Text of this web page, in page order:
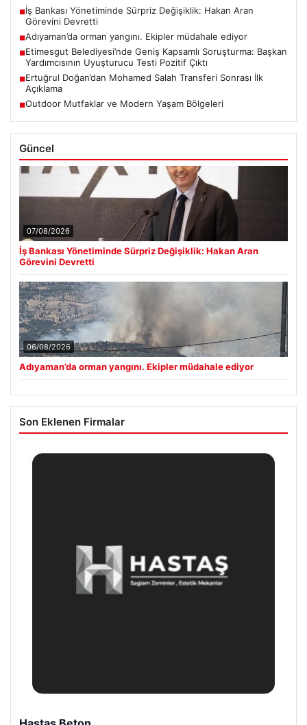
■İş Bankası Yönetiminde Sürpriz Değişiklik: Hakan Aran
Görevini Devretti
■Adıyaman’da orman yangını. Ekipler müdahale ediyor
■Etimesgut Belediyesi’nde Geniş Kapsamlı Soruşturma: Başkan
Yardımcısının Uyuşturucu Testi Pozitif Çıktı
■Ertuğrul Doğan’dan Mohamed Salah Transferi Sonrası İlk
Açıklama
■Outdoor Mutfaklar ve Modern Yaşam Bölgeleri
Güncel
07/08/2026
İş Bankası Yönetiminde Sürpriz Değişiklik: Hakan Aran
Görevini Devretti
06/08/2026
Adıyaman’da orman yangını. Ekipler müdahale ediyor
Son Eklenen Firmalar